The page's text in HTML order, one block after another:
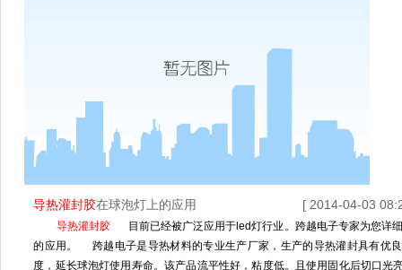
导热灌封胶在球泡灯上的应用 [ 2014-04-03
导热灌封胶
目前已经被广泛应用于led灯行业。跨越电子专家为您详
的应用。 跨越电子是导热材料的专业生产厂家，生产的导热灌封具有优
度，延长球泡灯使用寿命。该产品流平性好，粘度低。且使用固化后切口光